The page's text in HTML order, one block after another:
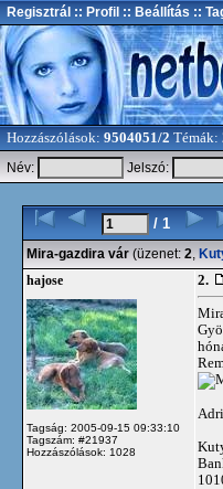
Regisztrál :: Profil :: Beállítás ::
Hozzászólások: 9504051/2 Témák:
Név: Jelszó:
/ 1
Mira-gazdira vár (üzenet: 2,
hajose
Tagság: 2005-09-15 09:33:10
Tagszám: #21937
Hozzászólások: 1028
2.